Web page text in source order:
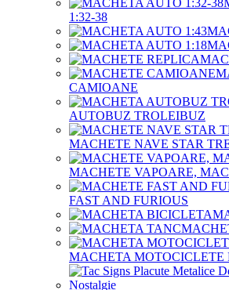
1:32-38
CAMIOANE
AUTOBUZ TROLEIBUZ
MACHETE NAVE STAR
MACHETE VAPOARE,
FAST AND FURIOUS
MACHETA MOTOCICLETE